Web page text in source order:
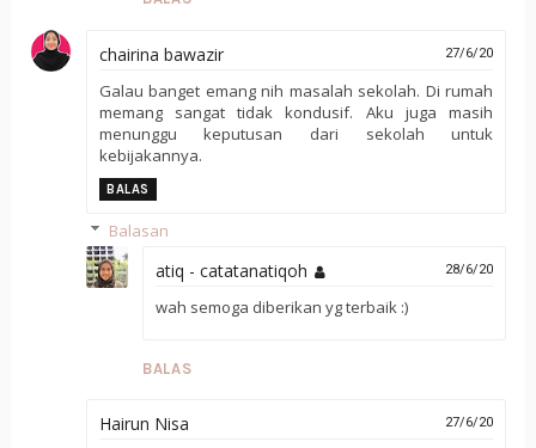
chairina bawazir 27/6/20
Galau banget emang nih masalah sekolah. Di rumah
memang sangat tidak kondusif. Aku juga masih
menunggu keputusan dari sekolah untuk
kebijakannya.
BALAS
Balasan
atiq - catatanatiqoh 28/6/20
wah semoga diberikan yg terbaik :)
BALAS
Hairun Nisa 27/6/20